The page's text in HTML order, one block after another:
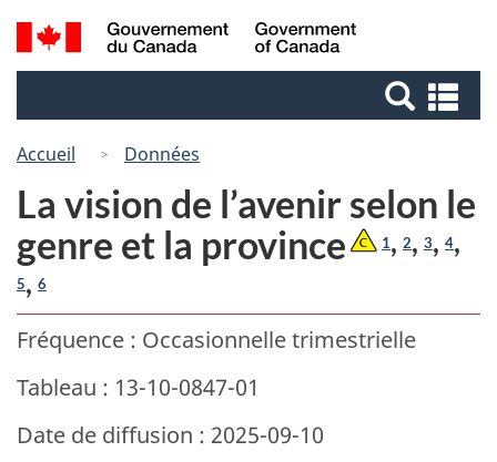
Passer
au
Passer
à
Canada
Recherche
et
et
Accueil Données
La vision de l’avenir selon le
genre et la province
1, 2, 3, 4,
5, 6
Fréquence : Occasionnelle trimestrielle
Tableau : 13-10-0847-01
Date de diffusion : 2025-09-10